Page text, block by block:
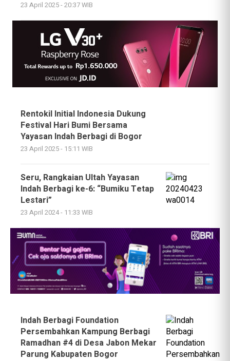
23 April 2025 - 20:37 WIB
Rentokil Initial Indonesia Dukung
Festival Hari Bumi Bersama
Yayasan Indah Berbagi di Bogor
23 April 2025 - 15:11 WIB
Seru, Rangkaian Ultah Yayasan
Indah Berbagi ke-6: “Bumiku Tetap
Lestari”
23 April 2024 - 11:33 WIB
Indah Berbagi Foundation
Persembahkan Kampung Berbagi
Ramadhan #4 di Desa Jabon Mekar
Parung Kabupaten Bogor